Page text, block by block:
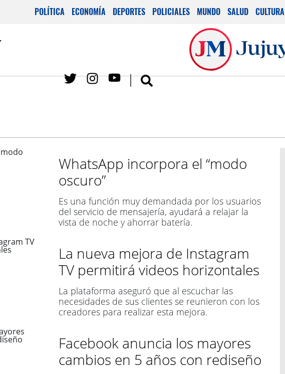
POLÍTICA ECONOMÍA DEPORTES POLICIALES MUNDO SALUD CULTURA
WhatsApp incorpora el “modo
oscuro”
Es una función muy demandada por los usuarios
del servicio de mensajería, ayudará a relajar la
vista de noche y ahorrar batería.
La nueva mejora de Instagram
TV permitirá videos horizontales
La plataforma aseguró que al escuchar las
necesidades de sus clientes se reunieron con los
creadores para realizar esta mejora.
Facebook anuncia los mayores
cambios en 5 años con rediseño